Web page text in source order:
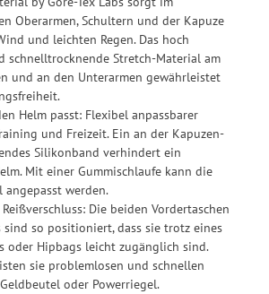
Oberarmen, Schultern und der Kapuze
und leichten Regen. Das hoch
schnelltrocknende Stretch-Material am
und an den Unterarmen gewährleistet
Helm passt: Flexibel anpassbarer
und Freizeit. Ein an der Kapuzen-
Silikonband verhindert ein
Mit einer Gummischlaufe kann die
werden.
Die beiden Vordertaschen
sind so positioniert, dass sie trotz eines
oder Hipbags leicht zugänglich sind.
sie problemlosen und schnellen
oder Powerriegel.